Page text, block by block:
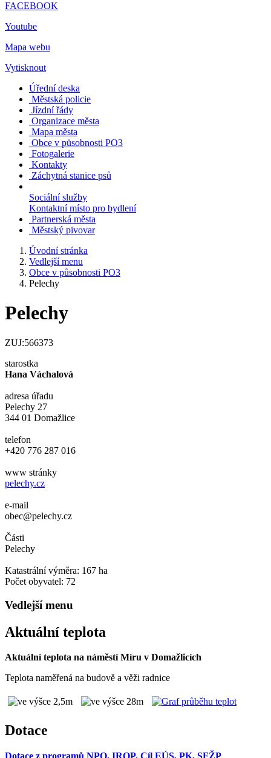
FACEBOOK
Youtube
Mapa webu
Vytisknout
Úřední deska
Městská policie
Jízdní řády
Organizace města
Mapa města
Obce v působnosti PO3
Fotogalerie
Kontakty
Záchytná stanice psů
Sociální služby
Kontaktní místo pro bydlení
Partnerská města
Městský pivovar
Úvodní stránka
Vedlejší menu
Obce v působnosti PO3
Pelechy
Pelechy
ZUJ:566373
starostka
Hana Váchalová
adresa úřadu
Pelechy 27
344 01 Domažlice
telefon
+420 776 287 016
www stránky
pelechy.cz
e-mail
obec@pelechy.cz
Části
Pelechy
Katastrální výměra: 167 ha
Počet obyvatel: 72
Vedlejší menu
Aktuální teplota
Aktuální teplota na náměstí Míru v Domažlicích
Teplota naměřená na budově a věži radnice
Dotace